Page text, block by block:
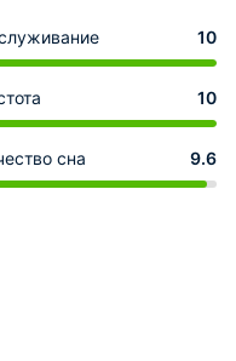
10
10
сна 9.6